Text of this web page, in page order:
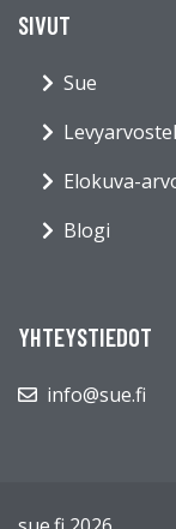
SIVUT
Sue
Elokuva-
Blogi
YHTEYSTIEDOT
info@sue.fi